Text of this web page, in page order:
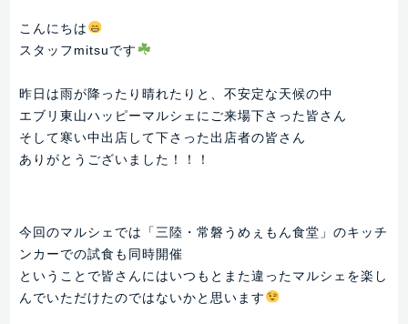
こんにちは
スタッフmitsuです
昨日は雨が降ったり晴れたりと、不安定な天候の中
エブリ東山ハッピーマルシェにご来場下さった皆さん
そして寒い中出店して下さった出店者の皆さん
ありがとうございました！！！
今回のマルシェでは「三陸・常磐うめぇもん食堂」のキッチ
ンカーでの試食も同時開催
ということで皆さんにはいつもとまた違ったマルシェを楽し
んでいただけたのではないかと思います